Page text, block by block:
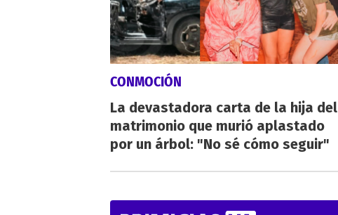
CONMOCIÓN
La devastadora carta de la hija del
matrimonio que murió aplastado
por un árbol: "No sé cómo seguir"